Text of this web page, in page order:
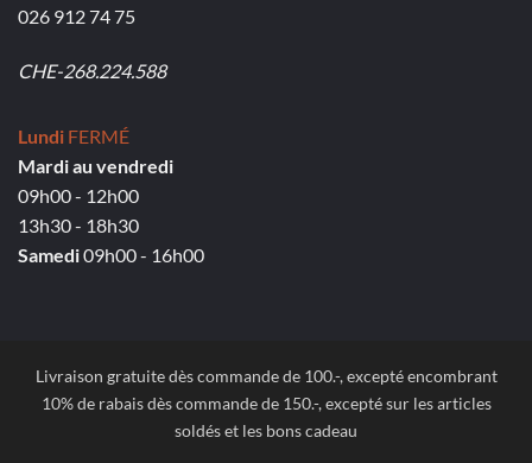
026 912 74 75
CHE-268.224.588
Lundi FERMÉ
Mardi au vendredi
09h00 - 12h00
13h30 - 18h30
Samedi09h00 - 16h00
Livraison gratuite dès commande de 100.-, excepté encombrant
10% de rabais dès commande de 150.-, excepté sur les articles
soldés et les bons cadeau